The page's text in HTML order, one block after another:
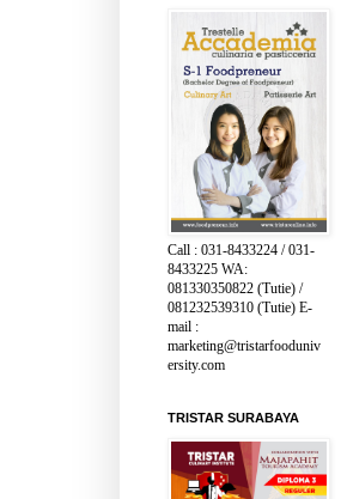
Call : 031-8433224 / 031-
8433225 WA:
081330350822 (Tutie) /
081232539310 (Tutie) E-
mail :
marketing@tristarfooduniv
ersity.com
TRISTAR SURABAYA